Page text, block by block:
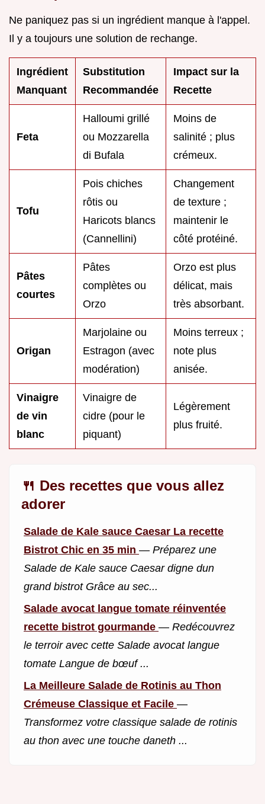
Ne paniquez pas si un ingrédient manque à l'appel.
Il y a toujours une solution de rechange.
Ingrédient
Manquant
Substitution
Recommandée
Impact sur la
Recette
Feta
Halloumi grillé
ou Mozzarella
di Bufala
Moins de
salinité ; plus
crémeux.
Tofu
Pois chiches
rôtis ou
Haricots blancs
(Cannellini)
Changement
de texture ;
maintenir le
côté protéiné.
Pâtes
courtes
Pâtes
complètes ou
Orzo
Orzo est plus
délicat, mais
très absorbant.
Origan
Marjolaine ou
Estragon (avec
modération)
Moins terreux ;
note plus
anisée.
Vinaigre
de vin
blanc
Vinaigre de
cidre (pour le
piquant)
Légèrement
plus fruité.
🍴 Des recettes que vous allez
adorer
Salade de Kale sauce Caesar La recette
Bistrot Chic en 35 min — Préparez une
Salade de Kale sauce Caesar digne dun
grand bistrot Grâce au sec...
Salade avocat langue tomate réinventée
recette bistrot gourmande — Redécouvrez
le terroir avec cette Salade avocat langue
tomate Langue de bœuf ...
La Meilleure Salade de Rotinis au Thon
Crémeuse Classique et Facile —
Transformez votre classique salade de rotinis
au thon avec une touche daneth ...